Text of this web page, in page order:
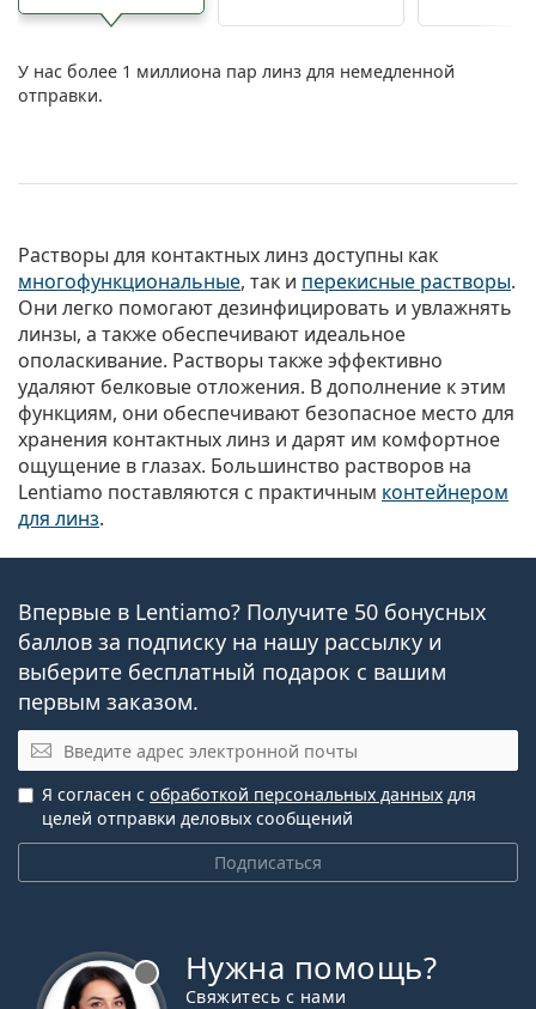
У нас более 1 миллиона пар линз для немедленной
отправки.
Растворы для контактных линз доступны как
многофункциональные, так и перекисные растворы.
Они легко помогают дезинфицировать и увлажнять
линзы, а также обеспечивают идеальное
ополаскивание. Растворы также эффективно
удаляют белковые отложения. В дополнение к этим
функциям, они обеспечивают безопасное место для
хранения контактных линз и дарят им комфортное
ощущение в глазах. Большинство растворов на
Lentiamo поставляются с практичным контейнером
для линз.
Впервые в Lentiamo? Получите 50 бонусных
баллов за подписку на нашу рассылку и
выберите бесплатный подарок с вашим
первым заказом.
Электронная почта
Подписаться
Я согласен с обработкой персональных данных для
целей отправки деловых сообщений
Нужна помощь?
Свяжитесь с нами